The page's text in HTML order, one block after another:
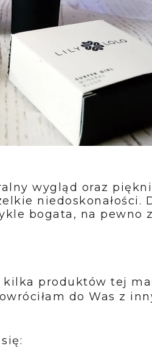
wygląd oraz
niedoskonałości.
bogata, na pewno
kilka produktów tej
do Was z